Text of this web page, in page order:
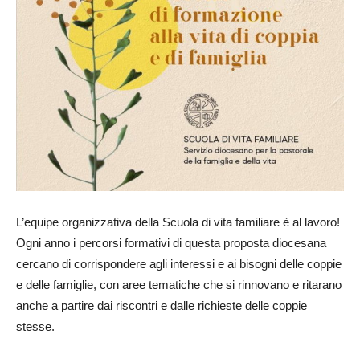
L’equipe organizzativa della Scuola di vita familiare è al lavoro!
Ogni anno i percorsi formativi di questa proposta diocesana
cercano di corrispondere agli interessi e ai bisogni delle coppie
e delle famiglie, con aree tematiche che si rinnovano e ritarano
anche a partire dai riscontri e dalle richieste delle coppie
stesse.